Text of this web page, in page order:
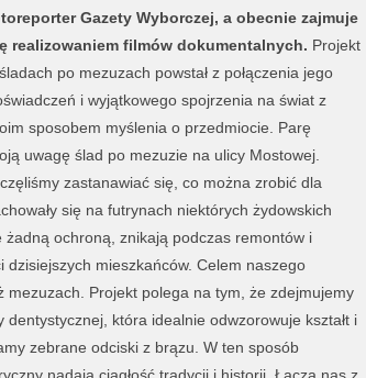
Gazety Wyborczej, a obecnie zajmuje
realizowaniem filmów dokumentalnych. Projekt
po mezuzach powstał z połączenia jego
i wyjątkowego spojrzenia na świat z
sposobem myślenia o przedmiocie. Parę
uwagę ślad po mezuzie na ulicy Mostowej.
zastanawiać się, co można zrobić dla
się na futrynach niektórych żydowskich
ochroną, znikają podczas remontów i
mieszkańców. Celem naszego
mezuzach. Projekt polega na tym, że zdejmujemy
która idealnie odwzorowuje kształt i
zebrane odciski z brązu. W ten sposób